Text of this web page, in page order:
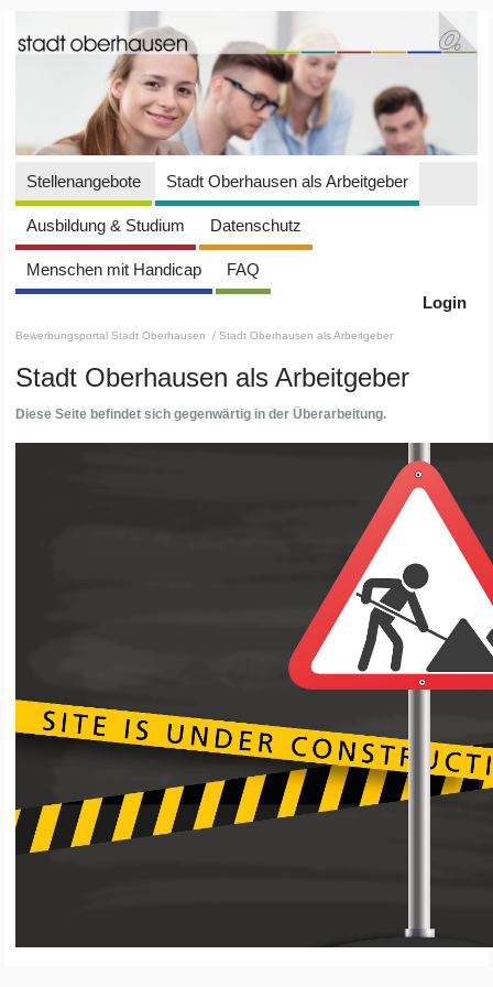
Stellenangebote Stadt Oberhausen als Arbeitgeber
Ausbildung & Studium Datenschutz
Menschen mit Handicap
FAQ
Login
Bewerbungsportal Stadt Oberhausen / Stadt Oberhausen als Arbeitgeber
Stadt Oberhausen als Arbeitgeber
Diese Seite befindet sich gegenwärtig in der Überarbeitung.